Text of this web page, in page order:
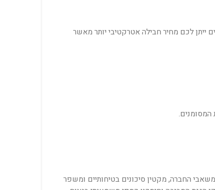
ייתן לכם מחיר חבילה אטרקטיבי יותר מאשר
המסומנים.
החברה, מקטין סיכונים בטיחותיים ומשפר